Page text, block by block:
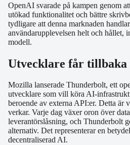
OpenAI svarade på kampen genom
utökad funktionalitet och bättre
tydligare att denna marknaden
användarupplevelsen helt och hållet,
modell.
Utvecklare får
Mozilla lanserade Thunderbolt, ett
utvecklare som vill köra AI-
beroende av externa API:er. Detta är
verkar. Varje dag växer oron över
leverantörslåsning, och Thunderbolt
alternativ. Det representerar en
decentraliserad AI.